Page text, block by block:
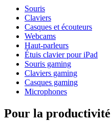
Souris
Claviers
Casques et écouteurs
Webcams
Haut-parleurs
Étuis clavier pour iPad
Souris gaming
Claviers gaming
Casques gaming
Microphones
Pour la productivité